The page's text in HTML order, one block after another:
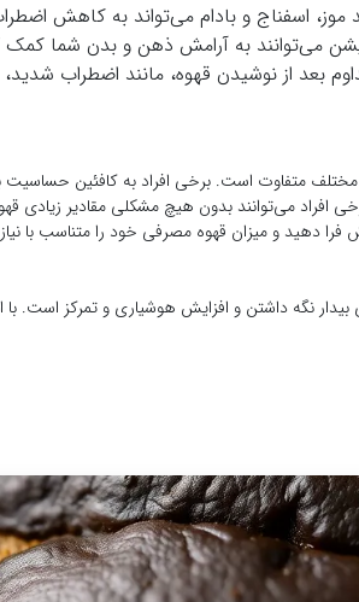
اسفناج و بادام می‌تواند به کاهش
می‌توانند به آرامش ذهن و بدن شما کمک
بعد از نوشیدن قهوه، مانند اضطراب
مختلف متفاوت است. برخی افراد به کافئین
افراد می‌توانند بدون هیچ مشکلی مقادیر زیادی
فرا دهید و میزان قهوه مصرفی خود را متناسب با
نگه داشتن و افزایش هوشیاری و تمرکز است.